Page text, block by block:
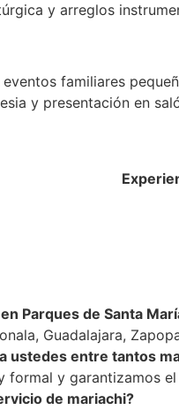
y arreglos
familiares
y presentación en
Parques de Santa
Guadalajara,
ustedes entre tantos
formal y garantizamos
de mariachi?